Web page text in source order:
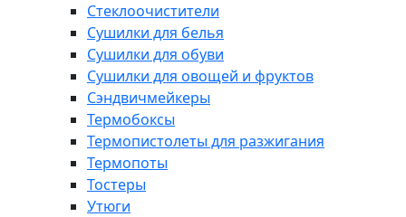
Стеклоочистители
Сушилки для белья
Сушилки для обуви
Сушилки для овощей и фруктов
Сэндвичмейкеры
Термобоксы
Термопистолеты для разжигания
Термопоты
Тостеры
Утюги